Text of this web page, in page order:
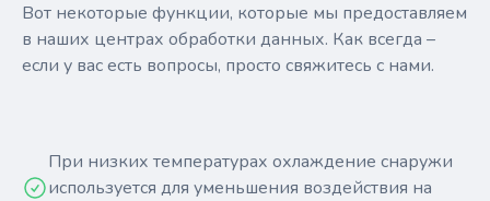
Вот некоторые функции, которые мы предоставляем
в наших центрах обработки данных. Как всегда –
если у вас есть вопросы, просто свяжитесь с нами.
При низких температурах охлаждение снаружи
используется для уменьшения воздействия на